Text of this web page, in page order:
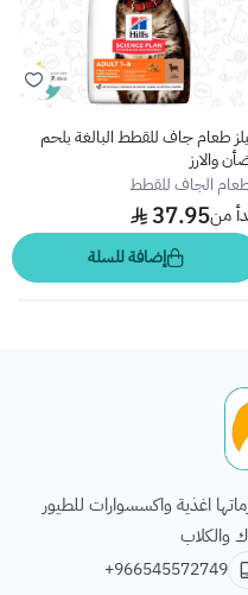
طعام جاف للقطط البالغة بلحم
والارز
الجاف للقطط
من37.95
إضافة للسلة
اغذية واكسسوارات للطيور
والكلاب
+966545572749